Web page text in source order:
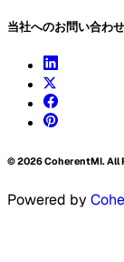
当社へのお問い合わ
©2026CoherentMI. All
Powered by